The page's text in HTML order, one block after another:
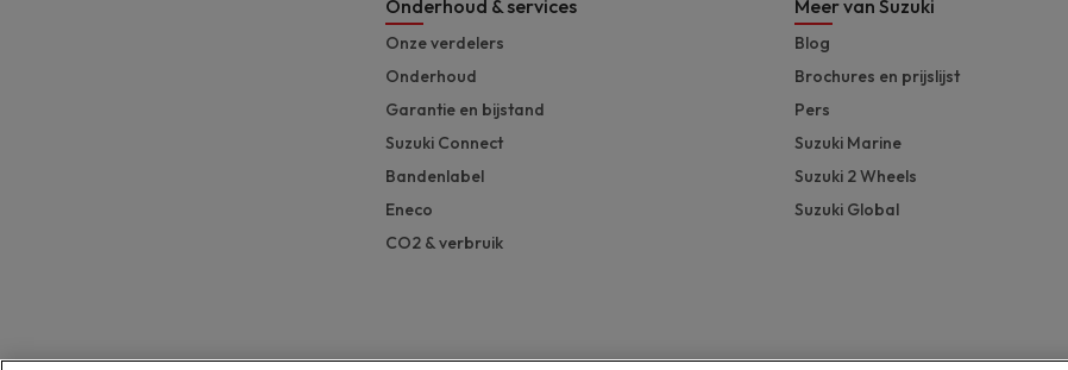
Onderhoud & services
Onze verdelers
Onderhoud
Garantie en bijstand
Suzuki Connect
Bandenlabel
Eneco
CO2 & verbruik
Meer van Suzuki
Blog
Brochures en prijslijst
Pers
Suzuki Marine
Suzuki 2 Wheels
Suzuki Global